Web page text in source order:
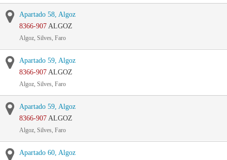
Apartado 58, Algoz
8366-907 ALGOZ
Algoz, Silves, Faro
Apartado 59, Algoz
8366-907 ALGOZ
Algoz, Silves, Faro
Apartado 59, Algoz
8366-907 ALGOZ
Algoz, Silves, Faro
Apartado 60, Algoz